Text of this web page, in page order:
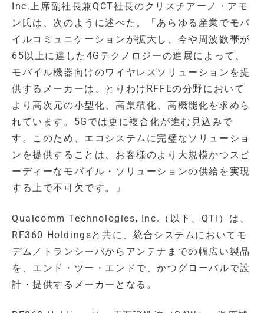
Inc.上席副社長兼QCT社長のクリスチアーノ・アモ
ン氏は、次のように述べた。「あらゆる産業でモバ
イルコミュニケーションが拡大し、今や周波数帯が
65以上に達した4Gテクノロジーの進展によって、
モバイル機器向けのワイヤレスソリューションを提
供するメーカーは、とりわけRFFEの分野において
より高次元の小型化、高集積化、高機能化を求めら
れています。5Gでは更に複合化が進む見込みで
す。このため、エコシステムに完璧なソリューショ
ンを提供することは、お客様のより大規模かつスピ
ーディーなモバイル・ソリューションの供給を実現
する上で不可欠です。」
Qualcomm Technologies, Inc.（以下、QTI）は、
RF360 Holdingsと共に、統合システムにおいてモ
デム／トランシーバからアンテナまでの幅広い製品
を、エンド・ツー・エンドで、かつグローバルで設
計・提供するメーカーとなる。